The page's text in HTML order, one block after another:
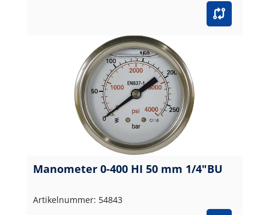
Manometer 0-400 HI 50 mm 1/4"BU
Artikelnummer: 54843